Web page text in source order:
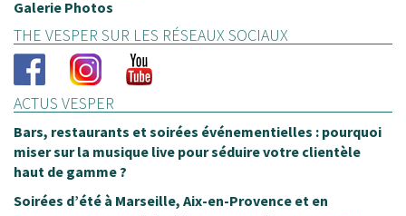
Galerie Photos
THE VESPER SUR LES RÉSEAUX SOCIAUX
ACTUS VESPER
Bars, restaurants et soirées événementielles : pourquoi
miser sur la musique live pour séduire votre clientèle
haut de gamme ?
Soirées d’été à Marseille, Aix-en-Provence et en